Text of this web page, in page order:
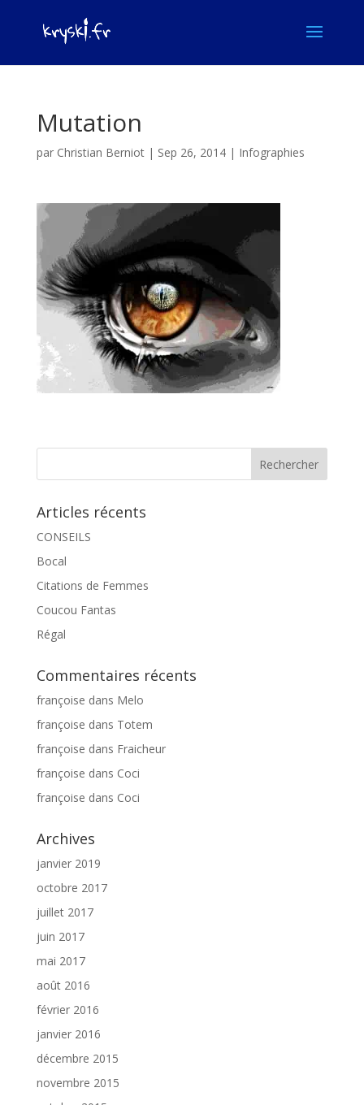
Mutation
par Christian Berniot| Sep 26, 2014| Infographies
Articles récents
CONSEILS
Bocal
Citations de Femmes
Coucou Fantas
Régal
Commentaires récents
françoise dans Melo
françoise dans Totem
françoise dans Fraicheur
françoise dans Coci
françoise dans Coci
Archives
janvier 2019
octobre 2017
juillet 2017
juin 2017
mai 2017
août 2016
février 2016
janvier 2016
décembre 2015
novembre 2015